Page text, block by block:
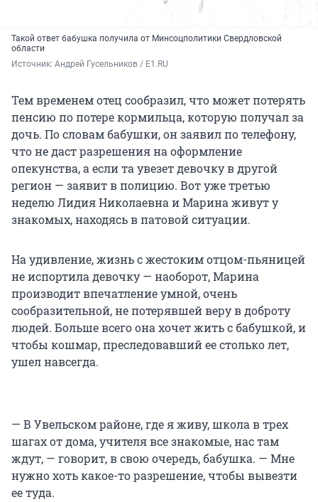
Такой ответ бабушка получила от Минсоцполитики Свердловской
области
Источник: Андрей Гусельников / E1.RU
Тем временем отец сообразил, что может потерять
пенсию по потере кормильца, которую получал за
дочь. По словам бабушки, он заявил по телефону,
что не даст разрешения на оформление
опекунства, а если та увезет девочку в другой
регион — заявит в полицию. Вот уже третью
неделю Лидия Николаевна и Марина живут у
знакомых, находясь в патовой ситуации.
На удивление, жизнь с жестоким отцом-пьяницей
не испортила девочку — наоборот, Марина
производит впечатление умной, очень
сообразительной, не потерявшей веру в доброту
людей. Больше всего она хочет жить с бабушкой, и
чтобы кошмар, преследовавший ее столько лет,
ушел навсегда.
— В Увельском районе, где я живу, школа в трех
шагах от дома, учителя все знакомые, нас там
ждут, — говорит, в свою очередь, бабушка. — Мне
нужно хоть какое-то разрешение, чтобы вывезти
ее туда.